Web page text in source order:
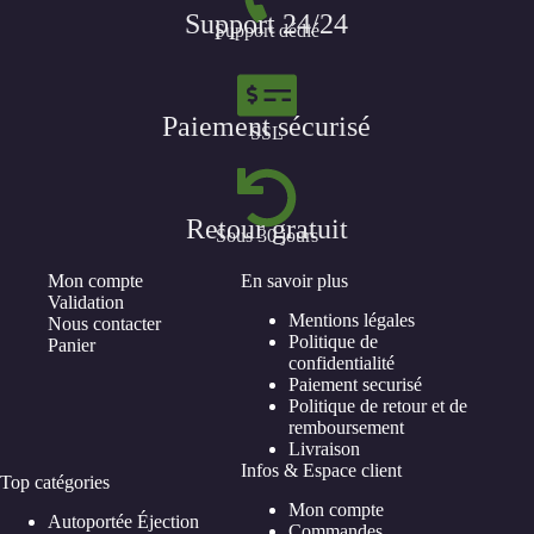
Support 24/24
Support dédié
Paiement sécurisé
SSL
Retour gratuit
Sous 30 jours
Mon compte
Validation
Nous contacter
Panier
En savoir plus
Mentions légales
Politique de
confidentialité
Paiement securisé
Politique de retour et de
remboursement
Livraison
Top catégories
Autoportée Éjection
Infos & Espace client
Mon compte